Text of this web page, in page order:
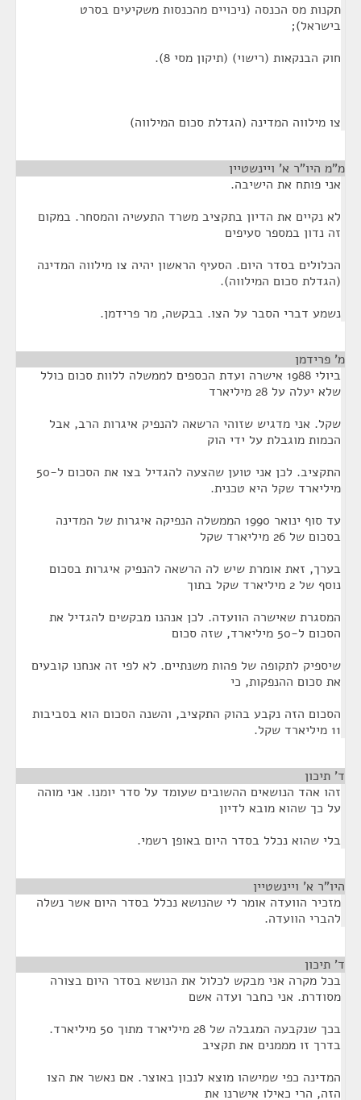
תקנות מס הכנסה (ניכויים מהכנסות משקיעים בסרט
בישראל);
חוק הבנקאות (רישוי) (תיקון מסי 8).
צו מילווה המדינה (הגדלת סכום המילווה)
מ"מ היו"ר א' ויינשטיין
אני פותח את הישיבה.
לא נקיים את הדיון בתקציב משרד התעשיה והמסחר. במקום
זה נדון במספר סעיפים
הכלולים בסדר היום. הסעיף הראשון יהיה צו מילווה המדינה
(הגדלת סכום המילווה).
נשמע דברי הסבר על הצו. בבקשה, מר פרידמן.
מ' פרידמן
ביולי 1988 אישרה ועדת הכספים לממשלה ללוות סכום כולל
שלא יעלה על 28 מיליארד
שקל. אני מדגיש שזוהי הרשאה להנפיק איגרות הרב, אבל
הכמות מוגבלת על ידי הוק
התקציב. לכן אני טוען שהצעה להגדיל בצו את הסכום ל-50
מיליארד שקל היא טכנית.
עד סוף ינואר 1990 הממשלה הנפיקה איגרות של המדינה
בסכום של 26 מיליארד שקל
בערך, זאת אומרת שיש לה הרשאה להנפיק איגרות בסכום
נוסף של 2 מיליארד שקל בתוך
המסגרת שאישרה הוועדה. לכן אנהנו מבקשים להגדיל את
הסכום ל-50 מיליארד, שזה סכום
שיספיק לתקופה של פהות משנתיים. לא לפי זה אנחנו קובעים
את סכום ההנפקות, כי
הסכום הזה נקבע בהוק התקציב, והשנה הסכום הוא בסביבות
11 מיליארד שקל.
ד' תיכון
זהו אהד הנושאים ההשובים שעומד על סדר יומנו. אני מוהה
על כך שהוא מובא לדיון
בלי שהוא נכלל בסדר היום באופן רשמי.
היו"ר א' ויינשטיין
מזכיר הוועדה אומר לי שהנושא נכלל בסדר היום אשר נשלה
להברי הוועדה.
ד' תיכון
בכל מקרה אני מבקש לכלול את הנושא בסדר היום בצורה
מסודרת. אני כחבר ועדה אשם
בכך שנקבעה המגבלה של 28 מיליארד מתוך 50 מיליארד.
בדרך זו מממנים את תקציב
המדינה כפי שמישהו מוצא לנכון באוצר. אם נאשר את הצו
הזה, הרי כאילו אישרנו את